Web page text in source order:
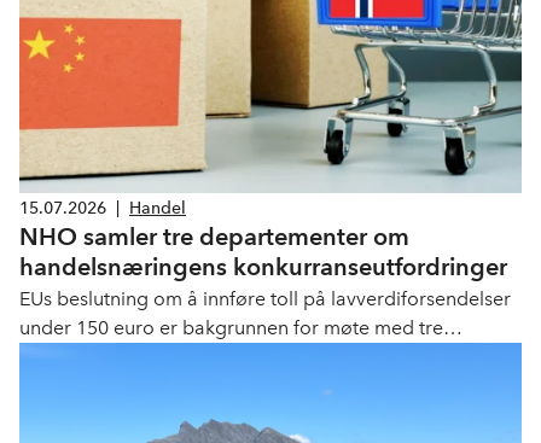
15.07.2026 Handel
NHO samler tre departementer om
handelsnæringens konkurranseutfordringer
EUs beslutning om å innføre toll på lavverdiforsendelser
under 150 euro er bakgrunnen for møte med tre